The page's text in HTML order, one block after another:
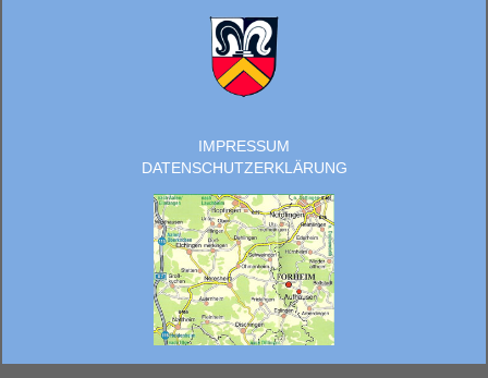
IMPRESSUM
DATENSCHUTZERKLÄRUNG